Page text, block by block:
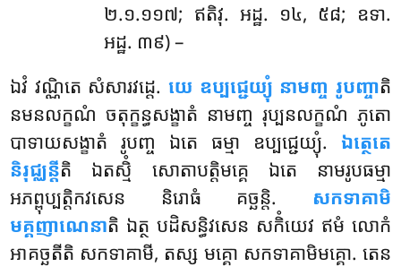
២.១.១១៧; ឥតិវុ. អដ្ឋ. ១៤, ៥៨; ឧទា.
អដ្ឋ. ៣៩) –
ឯវំ វណ្ណិតេ សំសារវដ្ដេ. យេ ឧប្បជ្ជេយ្យុំ នាមញ្ច រូបញ្ចាតិ
នមនលក្ខណំ ចតុក្ខន្ធសង្ខាតំ នាមញ្ច រុប្បនលក្ខណំ ភូតោ
បាទាយសង្ខាតំ រូបញ្ច ឯតេ ធម្មា ឧប្បជ្ជេយ្យុំ. ឯត្ថេតេ
និរុជ្ឈន្តីតិ ឯតស្មិំ សោតាបត្តិមគ្គេ ឯតេ នាមរូបធម្មា
អភព្ពុប្បត្តិកវសេន និរោធំ គច្ឆន្តិ. សកទាគាមិ
មគ្គញាណេនាតិ ឯត្ថ បដិសន្ធិវសេន សកិំយេវ ឥមំ លោកំ
អាគច្ឆតីតិ សកទាគាមី, តស្ស មគ្គោ សកទាគាមិមគ្គោ. តេន